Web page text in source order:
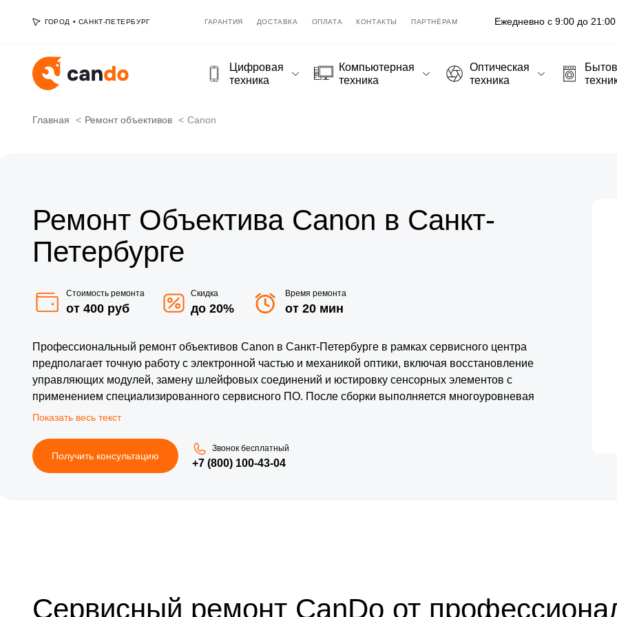
ГОРОД • САНКТ-ПЕТЕРБУРГ ГАРАНТИЯ ДОСТАВКА ОПЛАТА КОНТАКТЫ ПАРТНЁРАМ Ежедневно с 9:00 до 21:00
Цифровая
техника
Компьютерная
техника
Оптическая
техника
Главная Ремонт объективов Canon
Ремонт Объектива Canon в Санкт-
Петербурге
Стоимость ремонта
от 400 руб
Скидка
до 20%
Время ремонта
от 20 мин
Профессиональный ремонт объективов Canon в Санкт-Петербурге в рамках сервисного центра
предполагает точную работу с электронной частью и механикой оптики, включая восстановление
управляющих модулей, замену шлейфовых соединений и юстировку сенсорных элементов с
применением специализированного сервисного ПО. После сборки выполняется многоуровневая
проверка электрических параметров и сигналов, подтверждающая соответствие рабочих характеристик
интерфейсов исключает вероятность скрытых дефектов и программных нарушений при дальнейшей
эксплуатации после ремонта объектива Кэнон. Такой подход обеспечивает стабильность автофокуса и
Получить консультацию
Звонок бесплатный
+7 (800) 100-43-04
Сервисный ремонт CanDo от